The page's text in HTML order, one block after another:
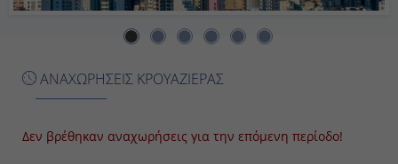
17:00
ΑΝΑΧΩΡΗΣΕΙΣ ΚΡΟΥΑΖΙΕΡΑΣ
Δεν βρέθηκαν αναχωρήσεις για την επόμενη περίοδο!